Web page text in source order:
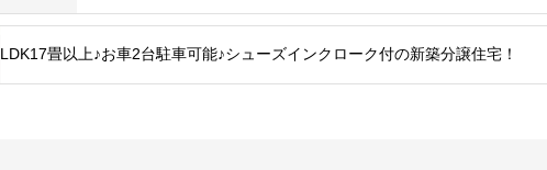
LDK17畳以上♪お車2台駐車可能♪シューズインクローク付の新築分譲住宅！